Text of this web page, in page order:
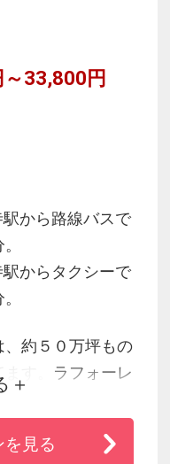
を中心に、焼
33,800円
から路線バスで
からタクシーで
、約５０万坪もの
す。ラフォーレ
天城連山を望む
、全１８ホールの
館などの充実し
を見る